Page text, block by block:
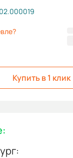
Купить в 1 клик